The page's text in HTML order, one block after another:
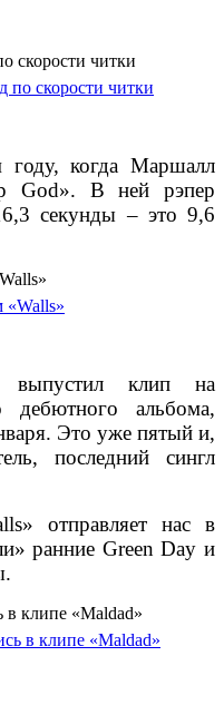
скорости читки
когда Маршалл
God». В ней рэпер
секунды – это 9,6
выпустил клип на
дебютного альбома,
Это уже пятый и,
последний сингл
отправляет нас в
ранние Green Day и
клипе «Maldad»